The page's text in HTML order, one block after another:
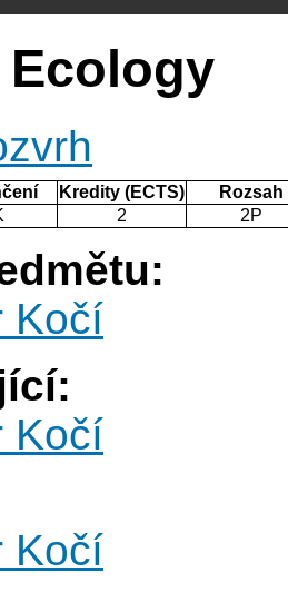
Kredity (ECTS)
Rozsah
2 2P
Kočí
Kočí
Kočí